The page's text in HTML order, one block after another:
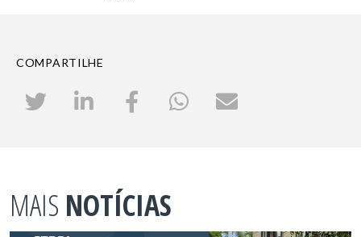
COMPARTILHE
MAIS NOTÍCIAS